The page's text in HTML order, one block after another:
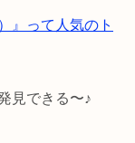
』って人気のト
見できる〜♪